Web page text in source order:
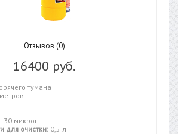
Отзывов (0)
16400 руб.
тумана
30 микрон
для очистки: 0,5 л